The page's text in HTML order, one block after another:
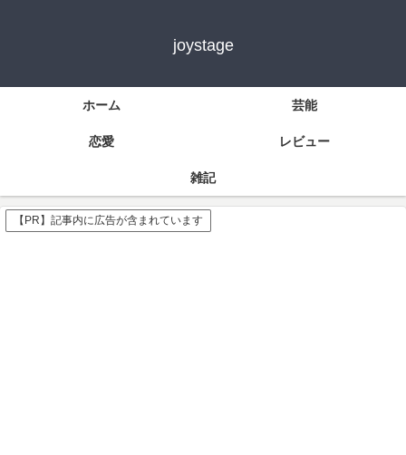
joystage
ホーム 芸能
恋愛 レビュー
雑記
【PR】記事内に広告が含まれています